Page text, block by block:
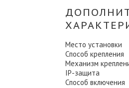
Место установки
Способ крепления
Механизм
IP-защита
Способ включения